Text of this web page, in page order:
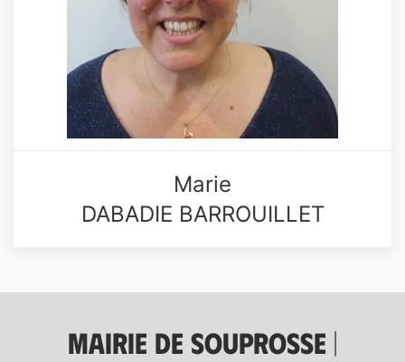
Marie
DABADIE BARROUILLET
Mairie de Souprosse |